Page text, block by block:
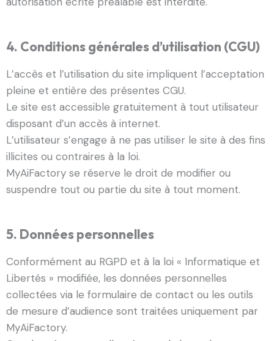
4. Conditions générales d’utilisation (CGU)
L’accès et l’utilisation du site impliquent l’acceptation
pleine et entière des présentes CGU.
Le site est accessible gratuitement à tout utilisateur
disposant d’un accès à internet.
L’utilisateur s’engage à ne pas utiliser le site à des fins
illicites ou contraires à la loi.
MyAiFactory se réserve le droit de modifier ou
suspendre tout ou partie du site à tout moment.
5. Données personnelles
Conformément au RGPD et à la loi « Informatique et
Libertés » modifiée, les données personnelles
collectées via le formulaire de contact ou les outils
de mesure d’audience sont traitées uniquement par
MyAiFactory.